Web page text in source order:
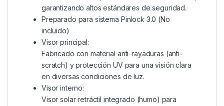
garantizando altos estándares de seguridad.
Preparado para sistema Pinlock 3.0 (No
incluido)
Visor principal:
Fabricado con material anti-rayaduras (anti-
scratch) y protección UV para una visión clara
en diversas condiciones de luz.
Visor interno:
Visor solar retráctil integrado (humo) para